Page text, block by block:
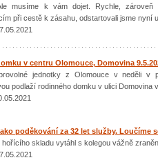
musíme k vám dojet. Rychle, zároveň
při cestě k zásahu, odstartovali jsme nyní
v centru Olomouce, Domovina
jednotky z Olomouce v neděli v
podlaží rodinného domku v ulici Domovina
poděkování za 32 let služby. Loučíme
hořícího skladu vytáhl s kolegou vážně